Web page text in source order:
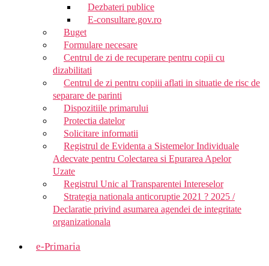
Dezbateri publice
E-consultare.gov.ro
Buget
Formulare necesare
Centrul de zi de recuperare pentru copii cu
dizabilitati
Centrul de zi pentru copiii aflati in situatie de risc de
separare de parinti
Dispozitiile primarului
Protectia datelor
Solicitare informatii
Registrul de Evidenta a Sistemelor Individuale
Adecvate pentru Colectarea si Epurarea Apelor
Uzate
Registrul Unic al Transparentei Intereselor
Strategia nationala anticoruptie 2021 ? 2025 /
Declaratie privind asumarea agendei de integritate
organizationala
e-Primaria